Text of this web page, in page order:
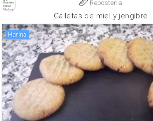
Reposteria
Galletas de miel y jengibre
harina